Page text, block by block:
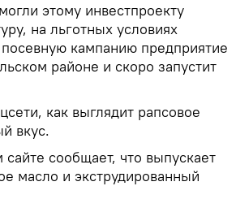
этому инвестпроекту
на льготных условиях
кампанию предприятие
районе и скоро запустит
как выглядит рапсовое
вкус.
сообщает, что выпускает
масло и экструдированный